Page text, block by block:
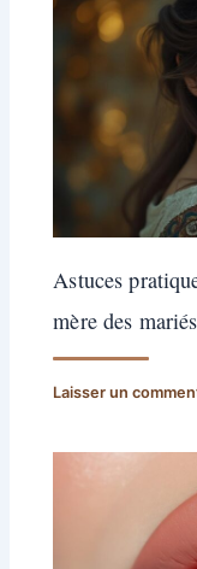
Astuces
mère des mariés
Laisser un